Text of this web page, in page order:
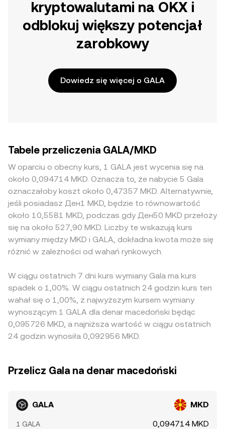
kryptowalutami na OKX i
odblokuj większy potencjał
zarobkowy
Dowiedz się więcej o GALA
Tabele przeliczenia GALA/MKD
W oparciu o obecny kurs, 1 GALA jest wycenia się na
około 0,094714 MKD. Oznacza to, że nabycie 5 Gala
oznaczałoby koszt około 0,47357 MKD. Alternatywnie,
jeśli posiadasz Ден1 MKD, będzie to równowartość
około 10,5581 MKD, podczas gdy Ден50 MKD przełoży
się na około 527,90 MKD. Liczby te wskazują kurs
wymiany między MKD i GALA, dokładna kwota może się
różnić w zależności od wahań rynkowych.
W ciągu ostatnich 7 dni kurs wymiany Gala ma kurs
spadek o 1,00%. W ciągu ostatnich 24 godzin kurs ten
wahał się o 1,00%, z najwyższym kursem wymiany
wynoszącym 1 GALA dla denar macedoński będąc
0,095726 MKD, a najniższa wartość w ciągu ostatnich
24 godzin wynosiła 0,092956 MKD.
Przelicz Gala na denar macedoński
GALA MKD
1 GALA 0,094714 MKD